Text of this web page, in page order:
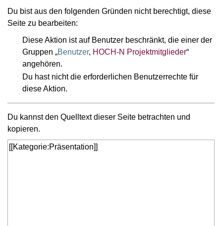
Wechseln zu: Navigation Suche
Du bist aus den folgenden Gründen nicht berechtigt, diese
Seite zu bearbeiten:
Diese Aktion ist auf Benutzer beschränkt, die einer der
Gruppen „Benutzer, HOCH-N Projektmitglieder“
angehören.
Du hast nicht die erforderlichen Benutzerrechte für
diese Aktion.
Du kannst den Quelltext dieser Seite betrachten und
kopieren.